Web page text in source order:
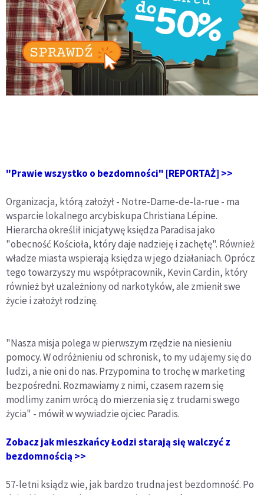
"Prawie wszystko o bezdomności" [REPORTAŻ] >>
Organizacja, którą założył - Notre-Dame-de-la-rue - ma
wsparcie lokalnego arcybiskupa Christiana Lépine.
Hierarcha określił inicjatywę księdza Paradisa jako
"obecność Kościoła, który daje nadzieję i zachętę". Również
władze miasta wspierają księdza w jego działaniach. Oprócz
tego towarzyszy mu współpracownik, Kevin Cardin, który
również był uzależniony od narkotyków, ale zmienił swe
życie i założył rodzinę.
"Nasza misja polega w pierwszym rzędzie na niesieniu
pomocy. W odróżnieniu od schronisk, to my udajemy się do
ludzi, a nie oni do nas. Przypomina to trochę w marketing
bezpośredni. Rozmawiamy z nimi, czasem razem się
modlimy zanim wrócą do mierzenia się z trudami swego
życia" - mówił w wywiadzie ojciec Paradis.
Zobacz jak mieszkańcy Łodzi starają się walczyć z
bezdomnością >>
57-letni ksiądz wie, jak bardzo trudna jest bezdomność. Po